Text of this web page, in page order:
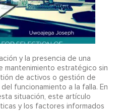
y la presencia de una
mantenimiento estratégico sin
de activos o gestión de
funcionamiento a la falla. En
situación, este artículo
y los factores informados